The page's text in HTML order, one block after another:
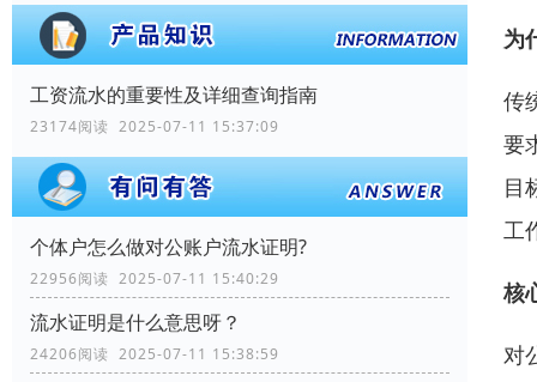
工资流水的重要性及详细查询指南
23174阅读 2025-07-11 15:37:09
个体户怎么做对公账户流水证明?
22956阅读 2025-07-11 15:40:29
流水证明是什么意思呀？
24206阅读 2025-07-11 15:38:59
为
传
要
目
工
核
对